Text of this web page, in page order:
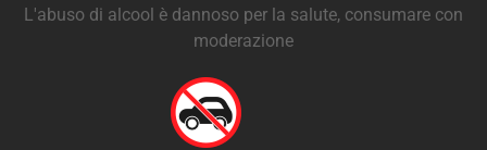
L'abuso di alcool è dannoso per la salute, consumare con
moderazione